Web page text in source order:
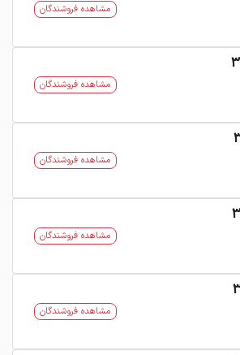
مشاهده فروشندگان
مشاهده فروشندگان
مشاهده فروشندگان
مشاهده فروشندگان
مشاهده فروشندگان